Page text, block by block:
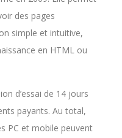
des pages
simple et intuitive,
en HTML ou
d’essai de 14 jours
payants. Au total,
PC et mobile peuvent